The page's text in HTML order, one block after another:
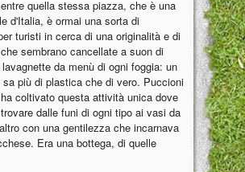
quella stessa piazza, che è una
d'Italia, è ormai una sorta di
turisti in cerca di una originalità e di
sembrano cancellate a suon di
da menù di ogni foggia: un
più di plastica che di vero. Puccioni
coltivato questa attività unica dove
dalle funi di ogni tipo ai vasi da
con una gentilezza che incarnava
Era una bottega, di quelle